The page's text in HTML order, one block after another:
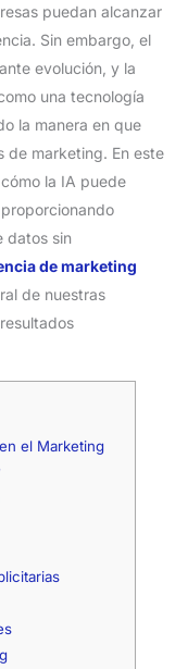
puedan alcanzar
Sin embargo, el
evolución, y la
una tecnología
la manera en que
de marketing. En este
la IA puede
datos sin
de marketing
de nuestras
el Marketing